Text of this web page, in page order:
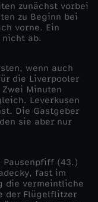
zunächst vorbei
zu Beginn bei
vorne. Ein
nicht ab.
wenn auch
die Liverpooler
Minuten
Leverkusen
Die Gastgeber
sie aber nur
Pausenpfiff (43.)
fast im
die vermeintliche
der Flügelflitzer